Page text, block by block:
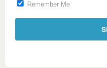
Remember Me